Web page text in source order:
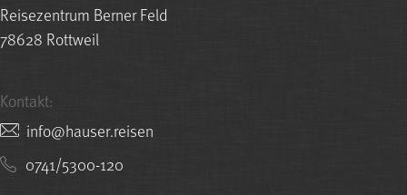
Reisezentrum Berner Feld
78628 Rottweil
Kontakt:
nesier.resuah@ofni
0741/5300-120